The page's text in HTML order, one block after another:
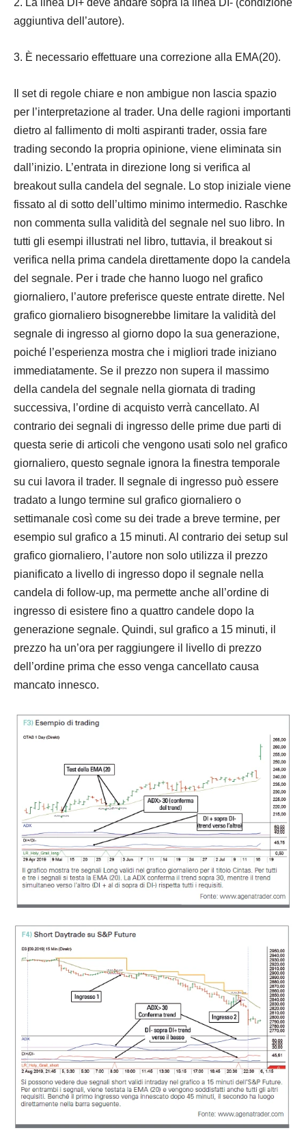
aggiuntiva dell’autore).
3. È necessario effettuare una correzione alla EMA(20).
Il set di regole chiare e non ambigue non lascia spazio
per l’interpretazione al trader. Una delle ragioni importanti
dietro al fallimento di molti aspiranti trader, ossia fare
trading secondo la propria opinione, viene eliminata sin
dall’inizio. L’entrata in direzione long si verifica al
breakout sulla candela del segnale. Lo stop iniziale viene
fissato al di sotto dell’ultimo minimo intermedio. Raschke
non commenta sulla validità del segnale nel suo libro. In
tutti gli esempi illustrati nel libro, tuttavia, il breakout si
verifica nella prima candela direttamente dopo la candela
del segnale. Per i trade che hanno luogo nel grafico
giornaliero, l’autore preferisce queste entrate dirette. Nel
grafico giornaliero bisognerebbe limitare la validità del
segnale di ingresso al giorno dopo la sua generazione,
poiché l’esperienza mostra che i migliori trade iniziano
immediatamente. Se il prezzo non supera il massimo
della candela del segnale nella giornata di trading
successiva, l’ordine di acquisto verrà cancellato. Al
contrario dei segnali di ingresso delle prime due parti di
questa serie di articoli che vengono usati solo nel grafico
giornaliero, questo segnale ignora la finestra temporale
su cui lavora il trader. Il segnale di ingresso può essere
tradato a lungo termine sul grafico giornaliero o
settimanale così come su dei trade a breve termine, per
esempio sul grafico a 15 minuti. Al contrario dei setup sul
grafico giornaliero, l’autore non solo utilizza il prezzo
pianificato a livello di ingresso dopo il segnale nella
candela di follow-up, ma permette anche all’ordine di
ingresso di esistere fino a quattro candele dopo la
generazione segnale. Quindi, sul grafico a 15 minuti, il
prezzo ha un’ora per raggiungere il livello di prezzo
dell’ordine prima che esso venga cancellato causa
mancato innesco.